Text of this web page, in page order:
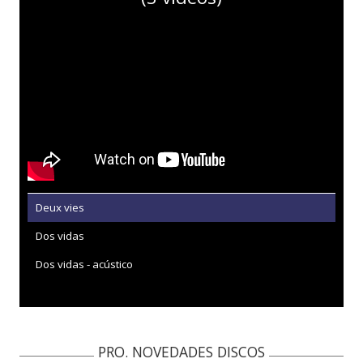
Deux vies
Dos vidas
Dos vidas - acústico
PRO. NOVEDADES DISCOS